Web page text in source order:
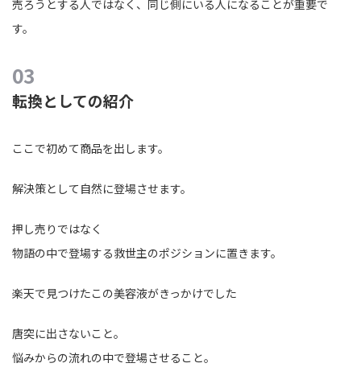
売ろうとする人ではなく、同じ側にいる人になることが重要で
す。
転換としての紹介
ここで初めて商品を出します。
解決策として自然に登場させます。
押し売りではなく
物語の中で登場する救世主のポジションに置きます。
楽天で見つけたこの美容液がきっかけでした
唐突に出さないこと。
悩みからの流れの中で登場させること。